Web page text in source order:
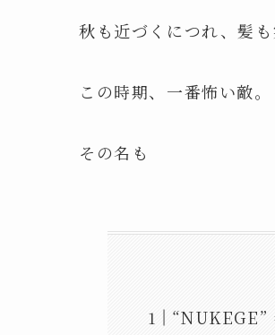
秋も近づくにつれ、髪も
この時期、一番怖い敵。
その名も
“NUKEGE”